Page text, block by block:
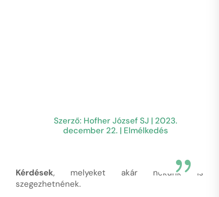
Szerző: Hofher József SJ | 2023.
december 22. | Elmélkedés
Kérdések, melyeket akár nekünk is
szegezhetnének.